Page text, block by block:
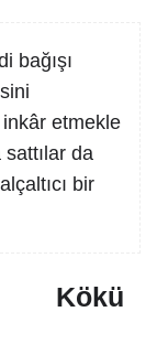
bağışı
etmekle
sattılar da
bir
Kökü